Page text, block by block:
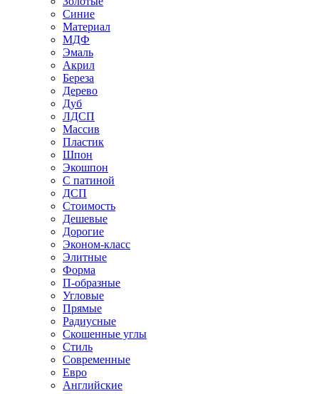
Синие
Материал
МДФ
Эмаль
Акрил
Береза
Дерево
Дуб
ЛДСП
Массив
Пластик
Шпон
Экошпон
С патиной
ДСП
Стоимость
Дешевые
Дорогие
Эконом-класс
Элитные
Форма
П-образные
Угловые
Прямые
Радиусные
Скошенные углы
Стиль
Современные
Евро
Английские